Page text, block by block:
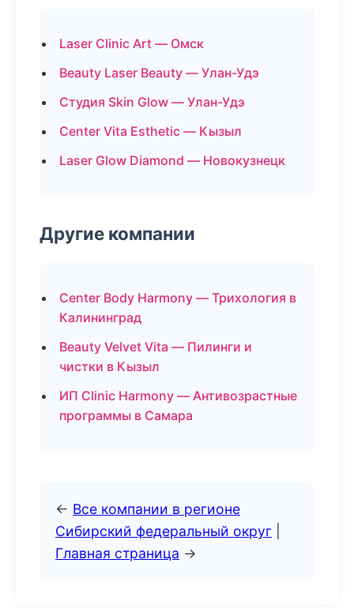
Laser Clinic Art — Омск
Beauty Laser Beauty — Улан-Удэ
Студия Skin Glow — Улан-Удэ
Center Vita Esthetic — Кызыл
Laser Glow Diamond — Новокузнецк
Другие компании
Center Body Harmony — Трихология в
Калининград
Beauty Velvet Vita — Пилинги и
чистки в Кызыл
ИП Clinic Harmony — Антивозрастные
программы в Самара
← Все компании в регионе
Сибирский федеральный округ
Главная страница →